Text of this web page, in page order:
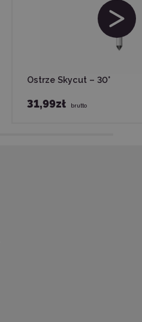
Ostrze Skycut – 30°
31,99zł brutto